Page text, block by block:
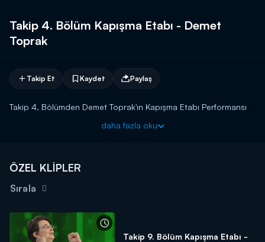
Takip 4. Bölüm Kapışma Etabı - Demet
Toprak
Takip Et Kaydet Paylaş
Takip 4. Bölümden Demet Toprak'ın Kapışma Etabı Performansı
daha fazla oku
ÖZEL KLİPLER
Sırala
Takip 9. Bölüm Kapışma Etabı -